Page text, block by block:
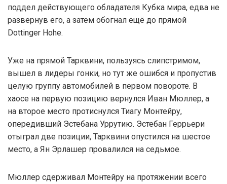
поддел действующего обладателя Кубка мира, едва не
развернув его, а затем обогнал ещё до прямой
Dottinger Hohe.
Уже на прямой Тарквини, пользуясь слипстримом,
вышел в лидеры гонки, но тут же ошибся и пропустив
целую группу автомобилей в первом повороте. В
хаосе на первую позицию вернулся Иван Мюллер, а
на второе место протиснулся Тиагу Монтейру,
опередивший Эстебана Уррутию. Эстебан Геррьери
отыграл две позиции, Тарквини опустился на шестое
место, а Ян Эрлашер провалился на седьмое.
Мюллер сдерживал Монтейру на протяжении всего